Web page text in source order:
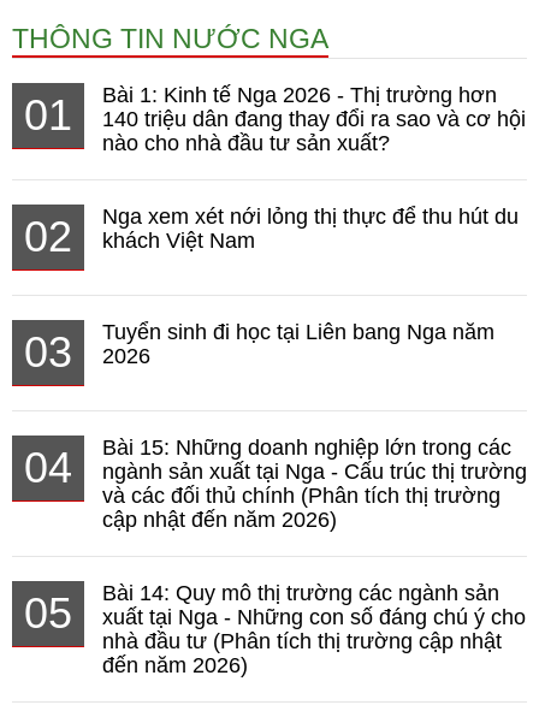
THÔNG TIN NƯỚC NGA
01
Bài 1: Kinh tế Nga 2026 - Thị trường hơn
140 triệu dân đang thay đổi ra sao và cơ hội
nào cho nhà đầu tư sản xuất?
02
Nga xem xét nới lỏng thị thực để thu hút du
khách Việt Nam
03
Tuyển sinh đi học tại Liên bang Nga năm
2026
04
Bài 15: Những doanh nghiệp lớn trong các
ngành sản xuất tại Nga - Cấu trúc thị trường
và các đối thủ chính (Phân tích thị trường
cập nhật đến năm 2026)
05
Bài 14: Quy mô thị trường các ngành sản
xuất tại Nga - Những con số đáng chú ý cho
nhà đầu tư (Phân tích thị trường cập nhật
đến năm 2026)